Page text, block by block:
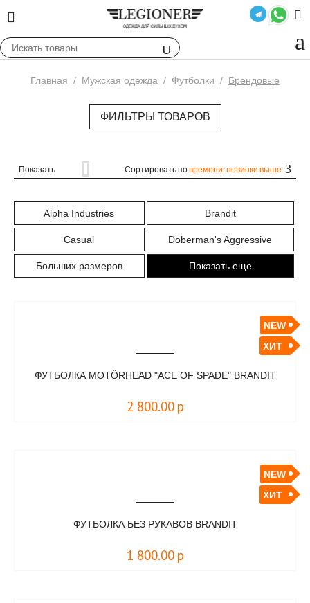
Главная / Мужская одежда / Футболки / Брендовые
ФИЛЬТРЫ ТОВАРОВ
Показать Сортировать повремени: новинки выше
Alpha Industries Brandit
Casual Doberman's Aggressive
Больших размеров Показать еще
NEW
ХИТ
ФУТБОЛКА MOTÖRHEAD "ACE OF SPADE" BRANDIT
2 800.00 р
NEW
ХИТ
ФУТБОЛКА БЕЗ РУКАВОВ BRANDIT
1 800.00 р